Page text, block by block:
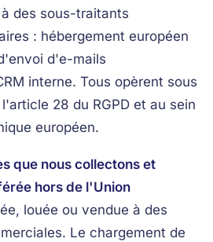
des sous-traitants
: hébergement européen
d'e-mails
interne. Tous opèrent sous
28 du RGPD et au sein
européen.
que nous collectons et
hors de l'Union
louée ou vendue à des
Le chargement de